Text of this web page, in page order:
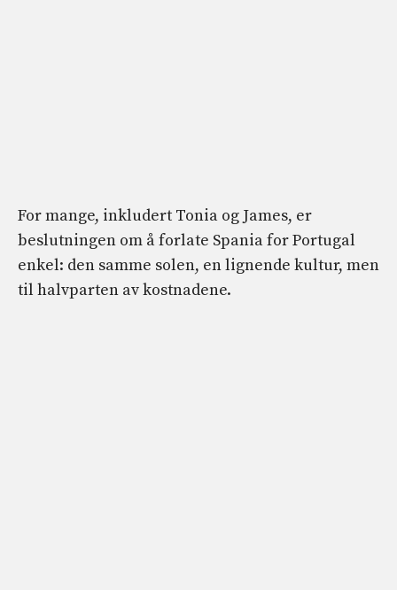
For mange, inkludert Tonia og James, er
beslutningen om å forlate Spania for Portugal
enkel: den samme solen, en lignende kultur, men
til halvparten av kostnadene.